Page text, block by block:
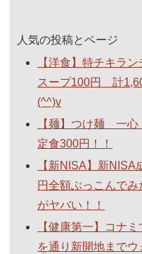
人気の投稿とページ
【洋食】特チキラ
スープ100円 計
(^^)v
【麺】つけ麺 一
定食300円！！
【新NISA】新
円全額ぶっこんで
がヤバい！！
【健康第一】コナ
を通り新開地まで